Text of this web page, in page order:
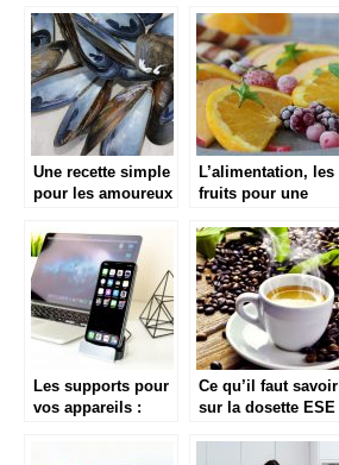
Une recette simple
pour les amoureux
L’alimentation, les
fruits pour une
Les supports pour
vos appareils :
Ce qu’il faut savoir
sur la dosette ESE